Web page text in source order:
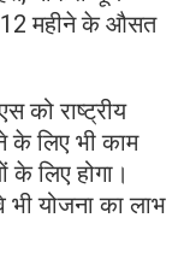
12 महीने के औसत
को राष्ट्रीय
के लिए भी काम
के लिए होगा।
योजना का लाभ